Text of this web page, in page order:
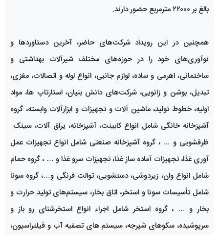
بالغ بر ۲۲۰۰۰ مترمربع حضور دارند.
همچنین در این رویداد شرکت‌های حاضر، آخرین دستاوردها و
نوآوری‌های خود را در حوزه‌های مختلف شیرآلات بهداشتی و
ساختمانی، اهرمی و ساده، لوازم جانبی، انواع لوله و اتصالات، مغزی،
تبدیل، بوشن و زانویی، شرکت‌های دانش بنیان، استارتاپ ها، مواد
اولیه، خطوط تولید، ماشین آلات و تجهیزات و ابزارآلات وابسته، گروه
آشپزخانه خانگی شامل انواع کابینت، آشپزخانه، یراق آلات، سینک
ظرفشویی و … ، گروه آشپزخانه صنعتی شامل انواع تجهیزات عمل
آوری غذا، تجهیزات آماده ساز غذا، تجهیزات سرو غذا و … ، گروه حمام
شامل انواع وان، زیردوشی، دستشویی، توالت فرنگی و…، گروه سونا
شامل تأسیسات سونا و استخر، اتاق بخار، سیستم‌های تولید حرارت و
بخار و … ، گروه استخر شامل اجراء انواع استخرشنای رو باز و
سرپوشیده، سکوهای شیرجه، سیستم های تصفیه آب و فیلتراسیون،